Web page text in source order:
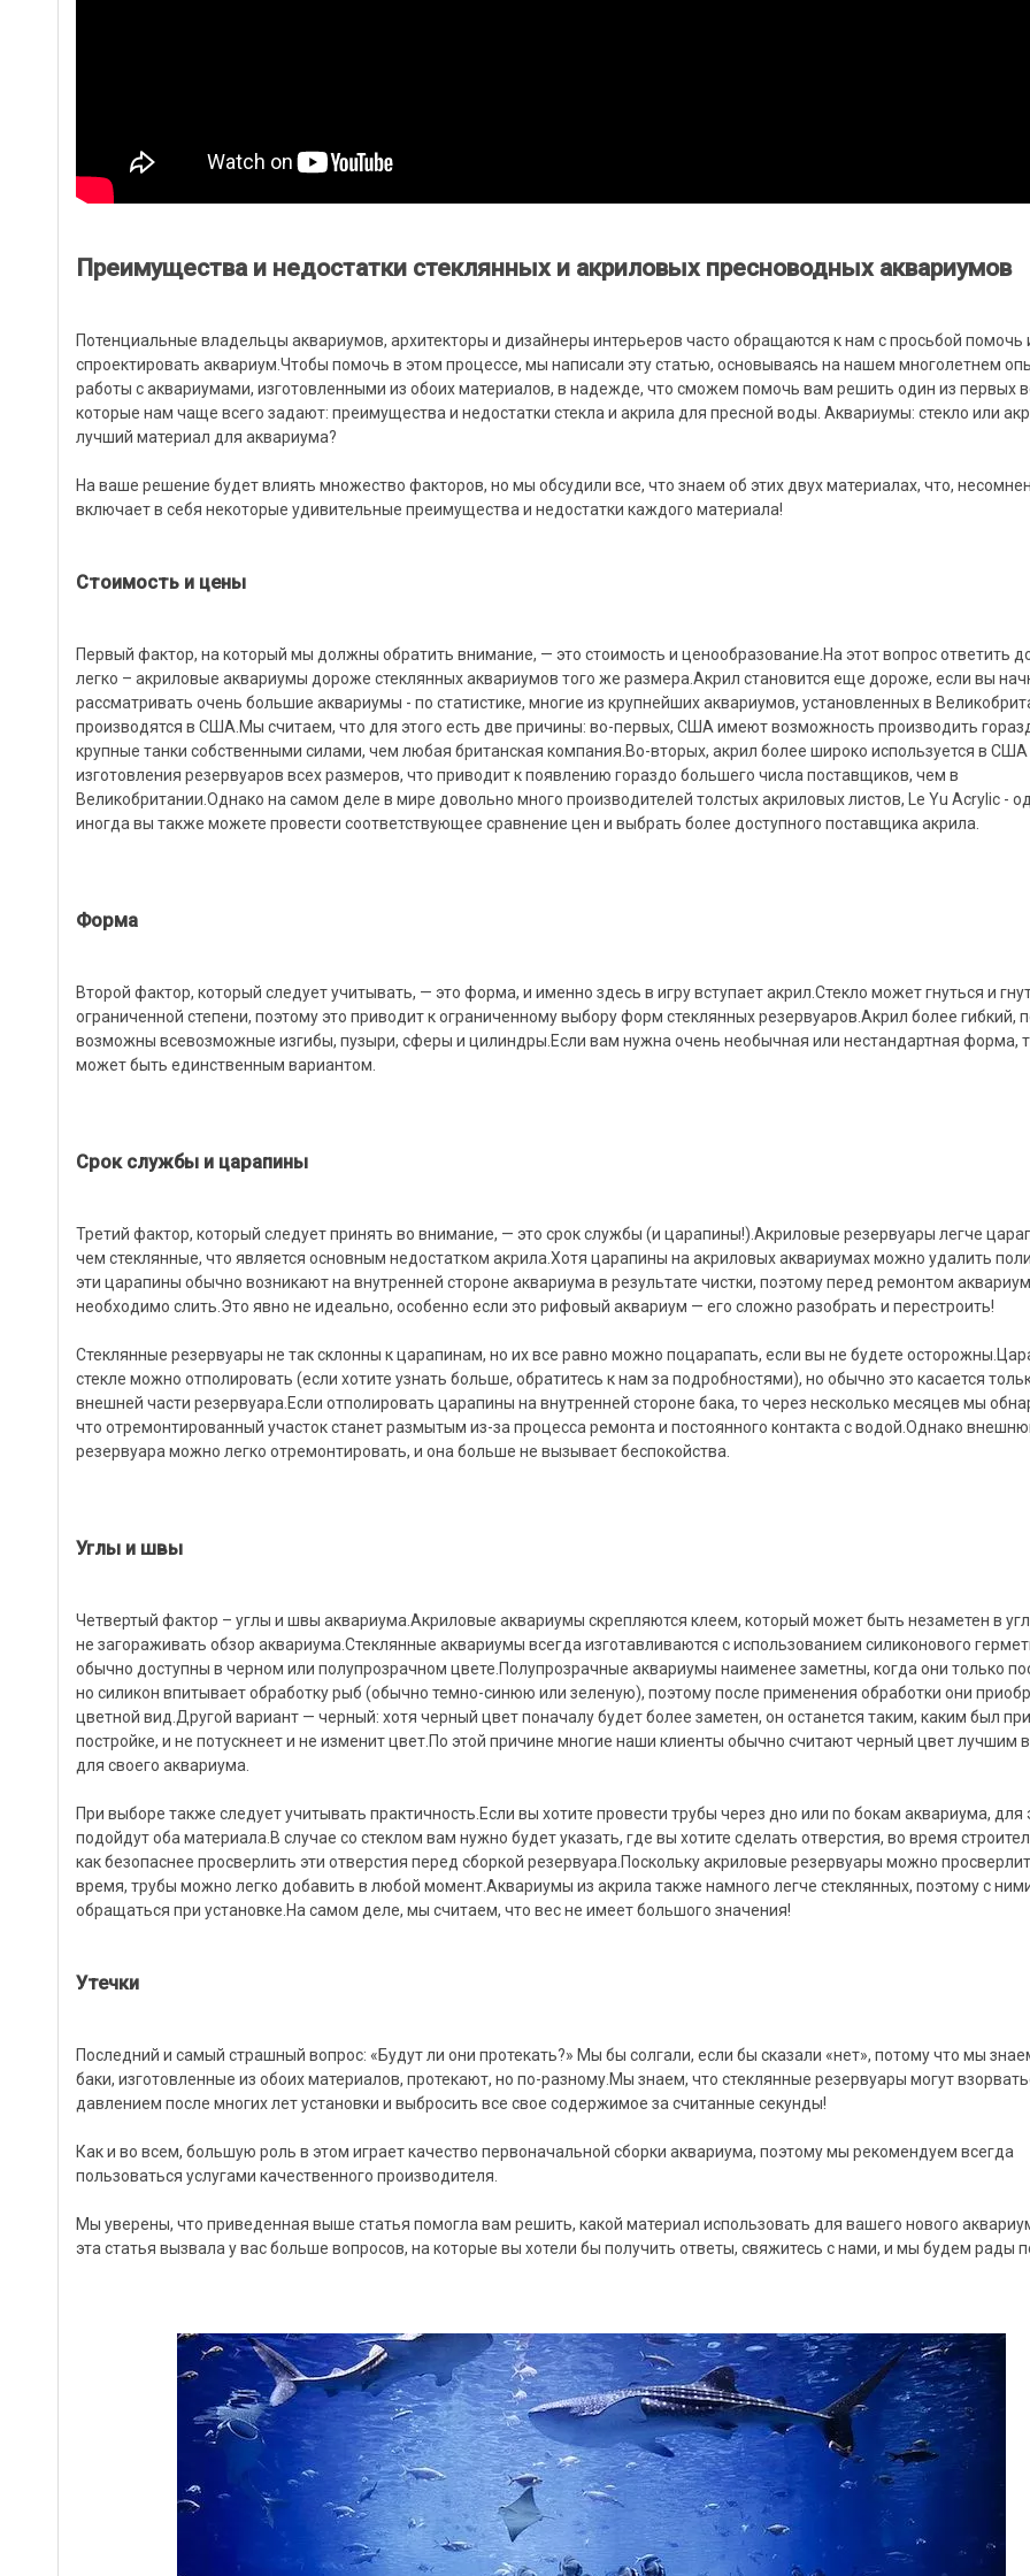
Преимущества и недостатки стеклянных и акриловых пресноводных аквариумов
Потенциальные владельцы аквариумов, архитекторы и дизайнеры интерьеров часто обращаются к нам с просьбой помочь
спроектировать аквариум.Чтобы помочь в этом процессе, мы написали эту статью, основываясь на нашем многолетнем
работы с аквариумами, изготовленными из обоих материалов, в надежде, что сможем помочь вам решить один из первых
которые нам чаще всего задают: преимущества и недостатки стекла и акрила для пресной воды. Аквариумы: стекло или
лучший материал для аквариума?
На ваше решение будет влиять множество факторов, но мы обсудили все, что знаем об этих двух материалах, что,
включает в себя некоторые удивительные преимущества и недостатки каждого материала!
Стоимость и цены
Первый фактор, на который мы должны обратить внимание, — это стоимость и ценообразование.На этот вопрос ответить
легко – акриловые аквариумы дороже стеклянных аквариумов того же размера.Акрил становится еще дороже, если вы
рассматривать очень большие аквариумы - по статистике, многие из крупнейших аквариумов, установленных в
производятся в США.Мы считаем, что для этого есть две причины: во-первых, США имеют возможность производить
крупные танки собственными силами, чем любая британская компания.Во-вторых, акрил более широко используется в
изготовления резервуаров всех размеров, что приводит к появлению гораздо большего числа поставщиков, чем в
Великобритании.Однако на самом деле в мире довольно много производителей толстых акриловых листов, Le Yu Acrylic -
иногда вы также можете провести соответствующее сравнение цен и выбрать более доступного поставщика акрила.
Форма
Второй фактор, который следует учитывать, — это форма, и именно здесь в игру вступает акрил.Стекло может гнуться и
ограниченной степени, поэтому это приводит к ограниченному выбору форм стеклянных резервуаров.Акрил более гибкий,
возможны всевозможные изгибы, пузыри, сферы и цилиндры.Если вам нужна очень необычная или нестандартная форма,
может быть единственным вариантом.
Срок службы и царапины
Третий фактор, который следует принять во внимание, — это срок службы (и царапины!).Акриловые резервуары легче
чем стеклянные, что является основным недостатком акрила.Хотя царапины на акриловых аквариумах можно удалить
эти царапины обычно возникают на внутренней стороне аквариума в результате чистки, поэтому перед ремонтом аквариум
необходимо слить.Это явно не идеально, особенно если это рифовый аквариум — его сложно разобрать и перестроить!
Стеклянные резервуары не так склонны к царапинам, но их все равно можно поцарапать, если вы не будете
стекле можно отполировать (если хотите узнать больше, обратитесь к нам за подробностями), но обычно это касается
внешней части резервуара.Если отполировать царапины на внутренней стороне бака, то через несколько месяцев мы
что отремонтированный участок станет размытым из-за процесса ремонта и постоянного контакта с водой.Однако
резервуара можно легко отремонтировать, и она больше не вызывает беспокойства.
Углы и швы
Четвертый фактор – углы и швы аквариума.Акриловые аквариумы скрепляются клеем, который может быть незаметен в
не загораживать обзор аквариума.Стеклянные аквариумы всегда изготавливаются с использованием силиконового
обычно доступны в черном или полупрозрачном цвете.Полупрозрачные аквариумы наименее заметны, когда они только
но силикон впитывает обработку рыб (обычно темно-синюю или зеленую), поэтому после применения обработки они
цветной вид.Другой вариант — черный: хотя черный цвет поначалу будет более заметен, он останется таким, каким был при
постройке, и не потускнеет и не изменит цвет.По этой причине многие наши клиенты обычно считают черный цвет лучшим
для своего аквариума.
При выборе также следует учитывать практичность.Если вы хотите провести трубы через дно или по бокам аквариума, для
подойдут оба материала.В случае со стеклом вам нужно будет указать, где вы хотите сделать отверстия, во время
как безопаснее просверлить эти отверстия перед сборкой резервуара.Поскольку акриловые резервуары можно
время, трубы можно легко добавить в любой момент.Аквариумы из акрила также намного легче стеклянных, поэтому с
обращаться при установке.На самом деле, мы считаем, что вес не имеет большого значения!
Утечки
Последний и самый страшный вопрос: «Будут ли они протекать?» Мы бы солгали, если бы сказали «нет», потому что мы
баки, изготовленные из обоих материалов, протекают, но по-разному.Мы знаем, что стеклянные резервуары могут
давлением после многих лет установки и выбросить все свое содержимое за считанные секунды!
Как и во всем, большую роль в этом играет качество первоначальной сборки аквариума, поэтому мы рекомендуем всегда
пользоваться услугами качественного производителя.
Мы уверены, что приведенная выше статья помогла вам решить, какой материал использовать для вашего нового
эта статья вызвала у вас больше вопросов, на которые вы хотели бы получить ответы, свяжитесь с нами, и мы будем рады